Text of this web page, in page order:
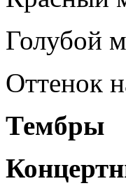
Голубой
Оттенок
Тембры